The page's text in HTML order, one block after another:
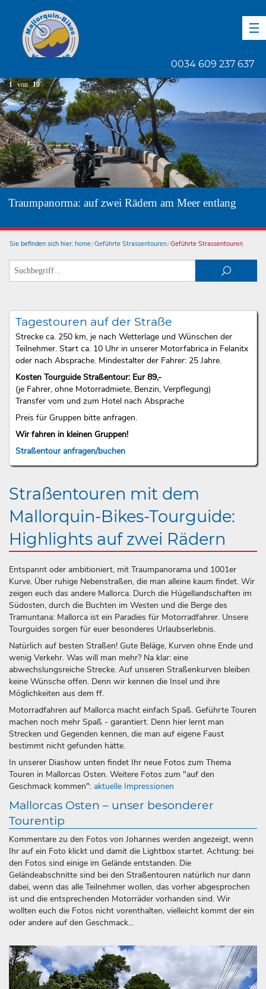
0034 609 237 637
Traumpanorma: auf zwei Rädern am Meer entlang
1 von 10
Sie befinden sich hier: home Geführte Strassentouren Geführte Strassentouren
Tagestouren auf der Straße
Strecke ca. 250 km, je nach Wetterlage und Wünschen der
Teilnehmer. Start ca. 10 Uhr in unserer Motorfabrica in Felanitx
oder nach Absprache. Mindestalter der Fahrer: 25 Jahre.
Kosten Tourguide Straßentour: Eur 89,-
(je Fahrer, ohne Motorradmiete, Benzin, Verpflegung)
Transfer vom und zum Hotel nach Absprache
Preis für Gruppen bitte anfragen.
Wir fahren in kleinen Gruppen!
Straßentour anfragen/buchen
Straßentouren mit dem
Mallorquin-Bikes-Tourguide:
Highlights auf zwei Rädern
Entspannt oder ambitioniert, mit Traumpanorama und 1001er
Kurve. Über ruhige Nebenstraßen, die man alleine kaum findet. Wir
zeigen euch das andere Mallorca. Durch die Hügellandschaften im
Südosten, durch die Buchten im Westen und die Berge des
Tramuntana: Mallorca ist ein Paradies für Motorradfahrer. Unsere
Tourguides sorgen für euer besonderes Urlaubserlebnis.
Natürlich auf besten Straßen! Gute Beläge, Kurven ohne Ende und
wenig Verkehr. Was will man mehr? Na klar: eine
abwechslungsreiche Strecke. Auf unseren Straßenkurven bleiben
keine Wünsche offen. Denn wir kennen die Insel und ihre
Möglichkeiten aus dem ff.
Motorradfahren auf Mallorca macht einfach Spaß. Geführte Touren
machen noch mehr Spaß - garantiert. Denn hier lernt man
Strecken und Gegenden kennen, die man auf eigene Faust
bestimmt nicht gefunden hätte.
In unserer Diashow unten findet Ihr neue Fotos zum Thema
Touren in Mallorcas Osten. Weitere Fotos zum "auf den
Geschmack kommen": aktuelle Impressionen
Mallorcas Osten – unser besonderer
Tourentip
Kommentare zu den Fotos von Johannes werden angezeigt, wenn
Ihr auf ein Foto klickt und damit die Lightbox startet. Achtung: bei
den Fotos sind einige im Gelände entstanden. Die
Geländeabschnitte sind bei den Straßentouren natürlich nur dann
dabei, wenn das alle Teilnehmer wollen, das vorher abgesprochen
ist und die entsprechenden Motorräder vorhanden sind. Wir
wollten euch die Fotos nicht vorenthalten, vielleicht kommt der ein
oder andere auf den Geschmack...